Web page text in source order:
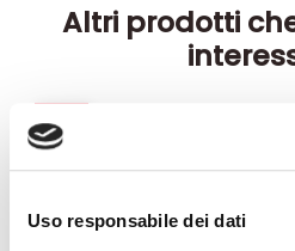
Uso responsabile dei dati
Altri prodotti